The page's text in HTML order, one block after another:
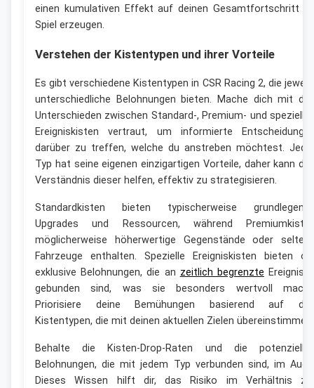
einen kumulativen Effekt auf deinen Gesamtfortschritt
Spiel erzeugen.
Verstehen der Kistentypen und ihrer Vorteile
Es gibt verschiedene Kistentypen in CSR Racing 2, die
unterschiedliche Belohnungen bieten. Mache dich mit
Unterschieden zwischen Standard-, Premium- und
Ereigniskisten vertraut, um informierte
darüber zu treffen, welche du anstreben möchtest.
Typ hat seine eigenen einzigartigen Vorteile, daher kann
Verständnis dieser helfen, effektiv zu strategisieren.
Standardkisten bieten typischerweise
Upgrades und Ressourcen, während
möglicherweise höherwertige Gegenstände oder
Fahrzeuge enthalten. Spezielle Ereigniskisten bieten
exklusive Belohnungen, die an zeitlich begrenzte
gebunden sind, was sie besonders wertvoll
Priorisiere deine Bemühungen basierend auf
Kistentypen, die mit deinen aktuellen Zielen übereinstimmen.
Behalte die Kisten-Drop-Raten und die
Belohnungen, die mit jedem Typ verbunden sind, im
Dieses Wissen hilft dir, das Risiko im Verhältnis